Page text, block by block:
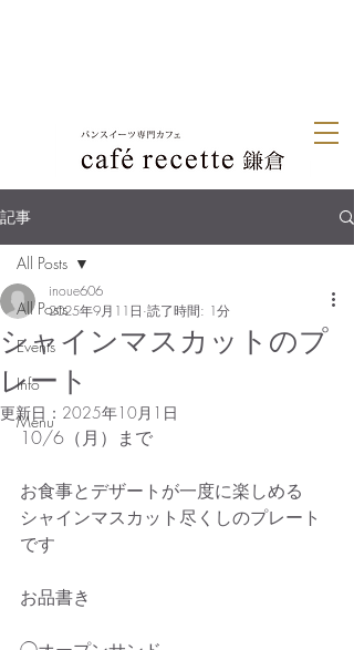
記事
All Posts
Events
Info
Menu
All Posts
シャインマスカットのプ
レート
inoue606
2025年9月11日 読了時間: 1分
更新日： 2025年10月1日
10/6（月）まで
お食事とデザートが一度に楽しめる
シャインマスカット尽くしのプレート
です
お品書き